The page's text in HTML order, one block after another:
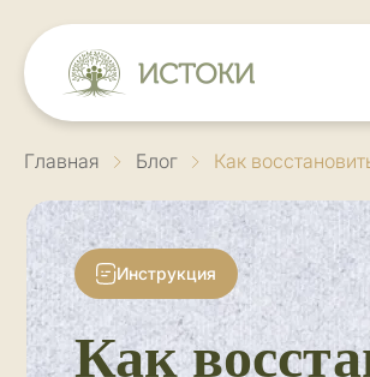
Главная Блог Как
Инструкция
Как